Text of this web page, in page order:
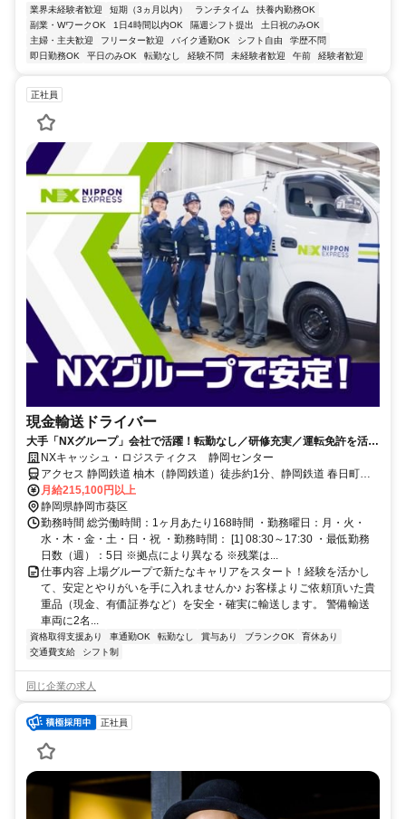
業界未経験者歓迎 短期（3ヵ月以内） ランチタイム
扶養内勤務OK
副業・WワークOK
1日4時間以内OK 隔週シフト提出
土日祝のみOK
主婦・主夫歓迎
フリーター歓迎 バイク通勤OK シフト自由
学歴不問
即日勤務OK
平日のみOK 転勤なし 経験不問 未経験者歓迎 午前 経験者歓迎
正社員
現金輸送ドライバー
大手「NXグループ」会社で活躍！転勤なし／研修充実／運転免許を活か
し長期で活躍が可能
NXキャッシュ・ロジスティクス 静岡センター
アクセス 静岡鉄道 柚木（静岡鉄道）徒歩約1分、静岡鉄道 春日町徒
歩約7分、静岡鉄道 音羽町徒歩約13分
月給215,100円以上
静岡県静岡市葵区
勤務時間 総労働時間：1ヶ月あたり168時間 ・勤務曜日：月・火・
水・木・金・土・日・祝 ・勤務時間： [1] 08:30～17:30 ・最低勤務
日数（週）：5日 ※拠点により異なる ※残業は...
仕事内容 上場グループで新たなキャリアをスタート！経験を活かし
て、安定とやりがいを手に入れませんか♪ お客様よりご依頼頂いた貴
重品（現金、有価証券など）を安全・確実に輸送します。 警備輸送
車両に2名...
資格取得支援あり 車通勤OK 転勤なし 賞与あり ブランクOK
育休あり
交通費支給
シフト制
同じ企業の求人
正社員